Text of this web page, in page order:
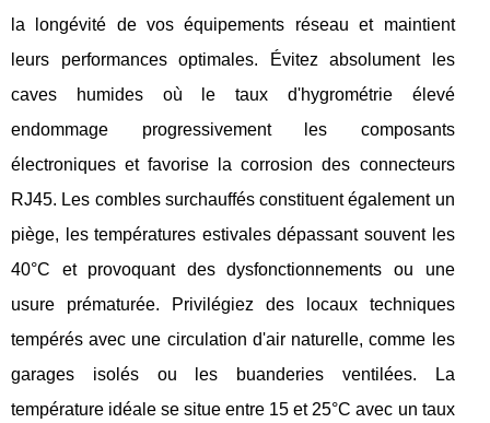
la longévité de vos équipements réseau et maintient
leurs performances optimales. Évitez absolument les
caves humides où le taux d'hygrométrie élevé
endommage progressivement les composants
électroniques et favorise la corrosion des connecteurs
RJ45. Les combles surchauffés constituent également un
piège, les températures estivales dépassant souvent les
40°C et provoquant des dysfonctionnements ou une
usure prématurée. Privilégiez des locaux techniques
tempérés avec une circulation d'air naturelle, comme les
garages isolés ou les buanderies ventilées. La
température idéale se situe entre 15 et 25°C avec un taux